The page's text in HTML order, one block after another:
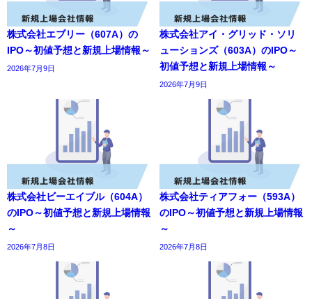
株式会社エブリー（607A）の
IPO～初値予想と新規上場情報～
2026年7月9日
株式会社アイ・グリッド・ソリ
ューションズ（603A）のIPO～
初値予想と新規上場情報～
2026年7月9日
株式会社ビーエイブル（604A）
のIPO～初値予想と新規上場情報
～
2026年7月8日
株式会社ティアフォー（593A）
のIPO～初値予想と新規上場情報
～
2026年7月8日